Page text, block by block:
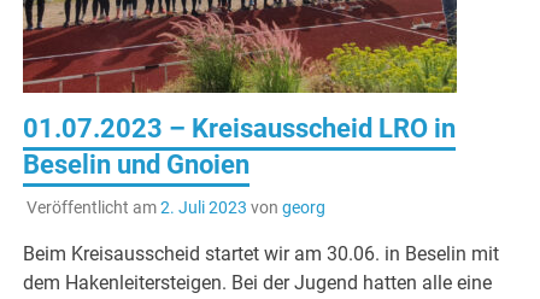
01.07.2023 – Kreisausscheid LRO in
Beselin und Gnoien
Veröffentlicht am2. Juli 2023 von georg
Beim Kreisausscheid startet wir am 30.06. in Beselin mit
dem Hakenleitersteigen. Bei der Jugend hatten alle eine